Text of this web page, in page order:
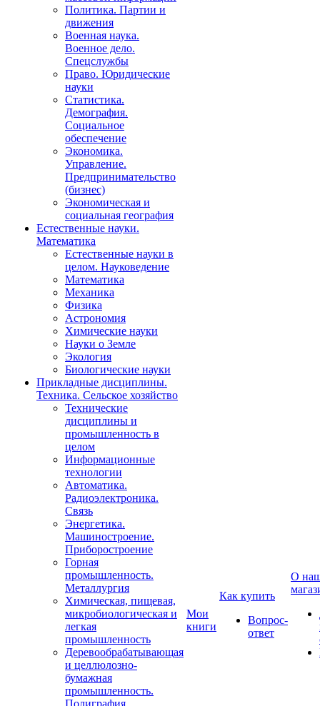
Политика. Партии и
движения
Военная наука.
Военное дело.
Спецслужбы
Право. Юридические
науки
Статистика.
Демография.
Социальное
обеспечение
Экономика.
Управление.
Предпринимательство
(бизнес)
Экономическая и
социальная география
Естественные науки.
Математика
Естественные науки в
целом. Науковедение
Математика
Механика
Физика
Астрономия
Химические науки
Науки о Земле
Экология
Биологические науки
Прикладные дисциплины.
Техника. Сельское хозяйство
Технические
дисциплины и
промышленность в
целом
Информационные
технологии
Автоматика.
Радиоэлектроника.
Связь
Энергетика.
Машиностроение.
Приборостроение
Горная
промышленность.
Металлургия
Химическая, пищевая,
микробиологическая и
легкая
промышленность
Деревообрабатывающая
и целлюлозно-
бумажная
промышленность.
Полиграфия
Мои
книги
Как купить
Вопрос-
ответ
О